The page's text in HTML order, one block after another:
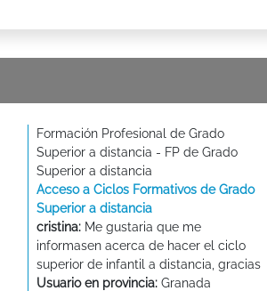
Formación Profesional de Grado
Superior a distancia - FP de Grado
Superior a distancia
Acceso a Ciclos Formativos de Grado
Superior a distancia
cristina:Me gustaria que me
informasen acerca de hacer el ciclo
superior de infantil a distancia, gracias
Usuario en provincia:Granada